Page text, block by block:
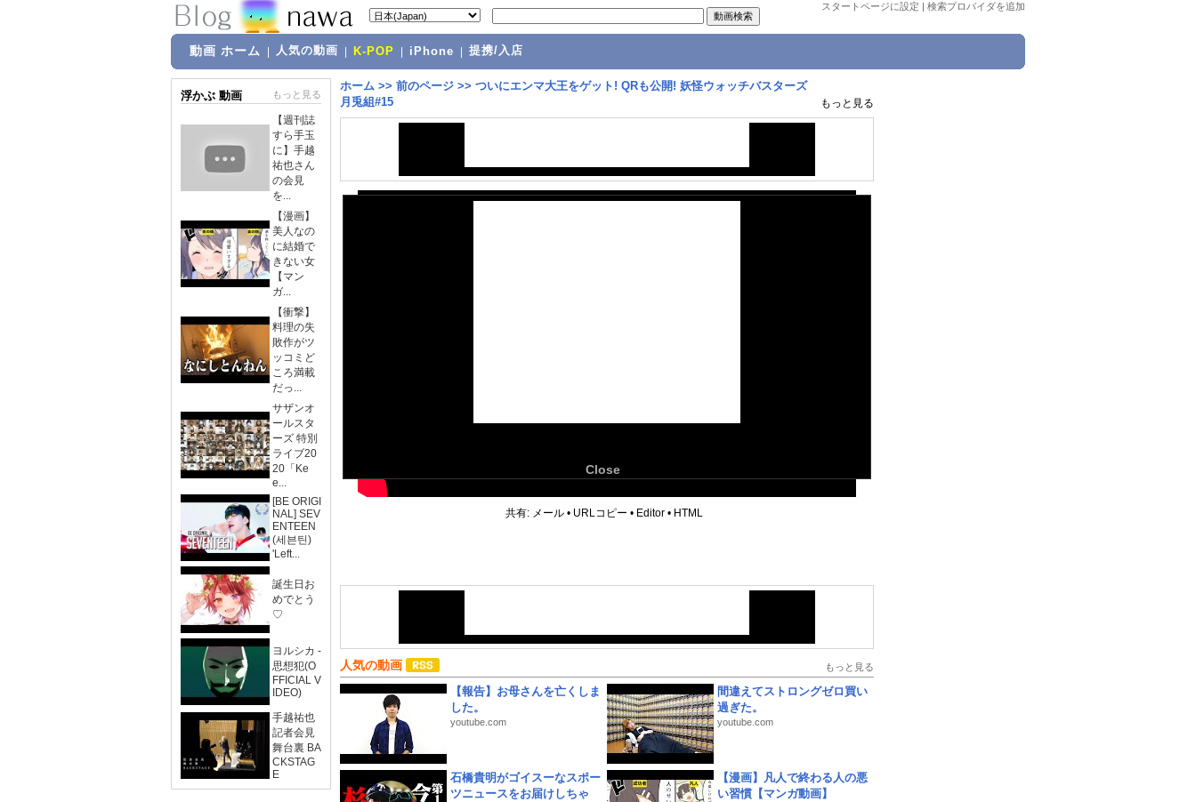
スタートページに設定 | 検索プロバイダを追加
動画 ホーム 人気の動画 K-POP iPhone 提携/入店
浮かぶ 動画 もっと見る
【週刊誌
すら手玉
に】手越
祐也さん
の会見
を...
【漫画】
美人なの
に結婚で
きない女
【マン
ガ...
【衝撃】
料理の失
敗作がツ
ッコミど
ころ満載
だっ...
サザンオ
ールスタ
ーズ 特別
ライブ20
20「Ke
e...
[BE ORIGI
NAL] SEV
ENTEEN
(세븐틴)
'Left...
誕生日お
めでとう
♡
ヨルシカ -
思想犯(O
FFICIAL V
IDEO)
手越祐也
記者会見
舞台裏 BA
CKSTAG
E
ホーム >> 前のページ >> ついにエンマ大王をゲット! QRも公開! 妖怪ウォッチバスターズ
月兎組#15
もっと見る
Close
共有: メール • URLコピー • Editor • HTML
人気の動画 もっと見る
【報告】お母さんを亡くしま
した。
youtube.com
間違えてストロングゼロ買い
過ぎた。
youtube.com
石橋貴明がゴイスーなスポー
ツニュースをお届けしちゃ
【漫画】凡人で終わる人の悪
い習慣【マンガ動画】